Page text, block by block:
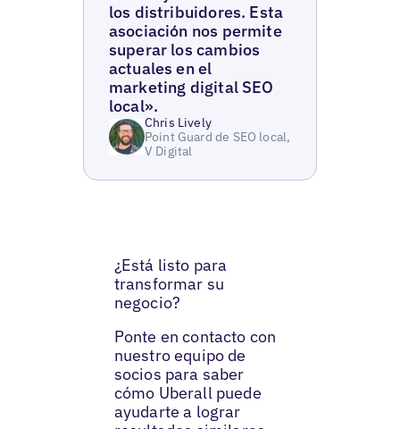
los distribuidores. Esta
asociación nos permite
superar los cambios
actuales en el
marketing digital SEO
local».
Chris Lively
Point Guard de SEO local,
V Digital
¿Está listo para
transformar su
negocio?
Ponte en contacto con
nuestro equipo de
socios para saber
cómo Uberall puede
ayudarte a lograr